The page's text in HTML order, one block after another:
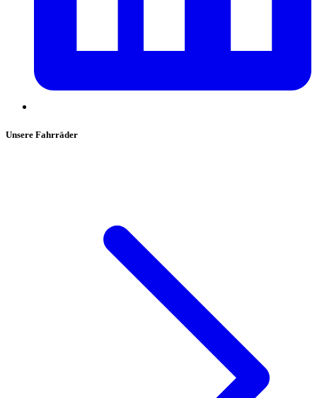
Unsere Fahrräder